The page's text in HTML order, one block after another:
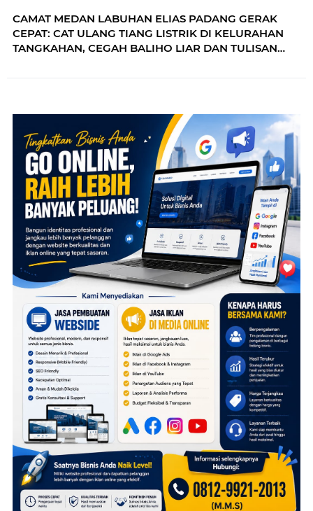
CAMAT MEDAN LABUHAN ELIAS PADANG GERAK
CEPAT: CAT ULANG TIANG LISTRIK DI KELURAHAN
TANGKAHAN, CEGAH BALIHO LIAR DAN TULISAN